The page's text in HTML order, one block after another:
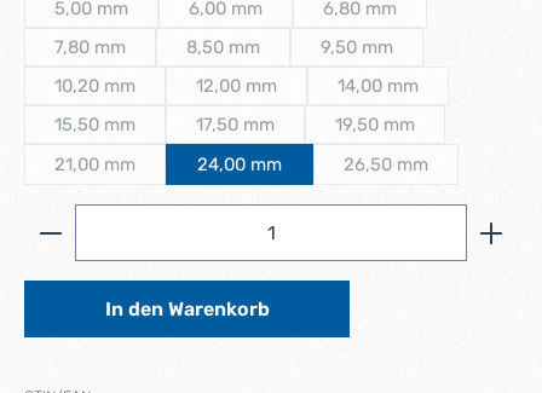
5,00 mm
(Diese Option ist zurzeit nicht verfügbar.)
6,00 mm
(Diese Option ist zurzeit nicht verfügbar.)
6,80 mm
7,80 mm
(Diese Option ist zurzeit nicht verfügbar.)
8,50 mm
(Diese Option ist zurzeit nicht verfügbar.)
9,50 mm
10,20 mm
(Diese Option ist zurzeit nicht verfügbar.)
12,00 mm
(Diese Option ist zurzeit nicht verfügbar.)
14,00 mm
15,50 mm
(Diese Option ist zurzeit nicht verfügbar.)
17,50 mm
(Diese Option ist zurzeit nicht verfügbar.)
19,50 mm
21,00 mm
(Diese Option ist zurzeit nicht verfügbar.)
24,00 mm 26,50 mm
Produkt Anzahl: Gib den gewünschten Wert ein
In den Warenkorb